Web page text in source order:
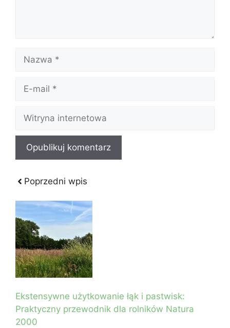
mail
internetowa
Poprzedni wpis
Ekstensywne użytkowanie łąk i pastwisk:
Praktyczny przewodnik dla rolników Natura
2000